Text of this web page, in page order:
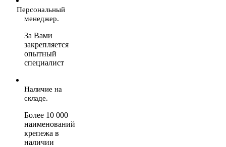
Персональный
менеджер.
За Вами
закрепляется
опытный
специалист
Наличие на
складе.
Более 10 000
наименований
крепежа в
наличии